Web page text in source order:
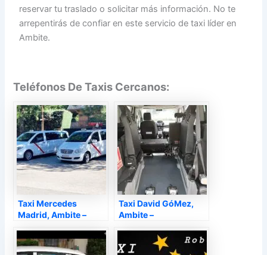
reservar tu traslado o solicitar más información. No te
arrepentirás de confiar en este servicio de taxi líder en
Ambite.
Teléfonos De Taxis Cercanos:
Taxi Mercedes
Madrid, Ambite –
Taxi David GóMez,
Ambite –